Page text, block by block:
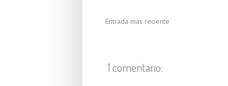
Entrada más reciente
1 comentario: